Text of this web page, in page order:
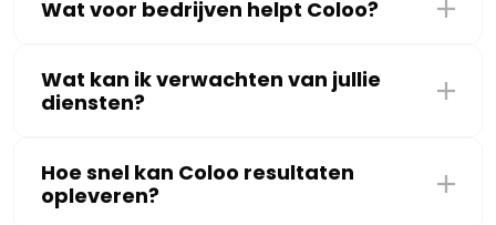
Wat voor bedrijven helpt Coloo?
Wat kan ik verwachten van jullie
diensten?
Hoe snel kan Coloo resultaten
opleveren?